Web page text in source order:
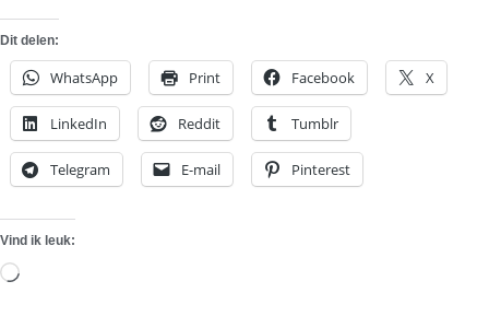
Dit delen:
WhatsApp Print Facebook X
LinkedIn Reddit Tumblr
Telegram E-mail Pinterest
Vind ik leuk:
Aan